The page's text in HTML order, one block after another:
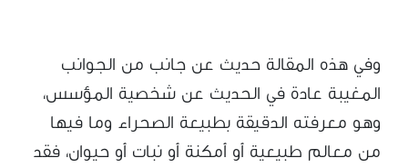
وفي هذه المقالة حديث عن جانب من الجوانب
المغيبة عادة في الحديث عن شخصية المؤسس،
وهو معرفته الدقيقة بطبيعة الصحراء وما فيها
من معالم طبيعية أو أمكنة أو نبات أو حيوان، فقد